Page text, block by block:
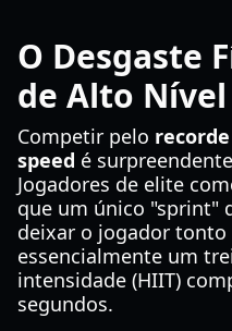
O Desgaste
de Alto Nível
Competir pelo
speed é
Jogadores de elite
que um único "sprint"
deixar o jogador tonto
essencialmente um
intensidade (HIIT)
segundos.